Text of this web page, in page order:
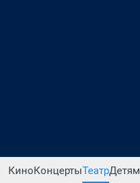
КиноКонцертыТеатрДетям